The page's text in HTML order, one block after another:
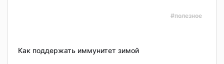
#полезное
Как поддержать иммунитет зимой